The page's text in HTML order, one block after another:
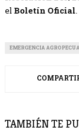
el Boletín Oficial.
EMERGENCIA
TAMBIÉN TE